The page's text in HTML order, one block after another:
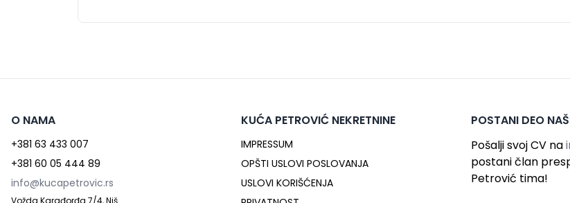
O NAMA
+381 63 433 007
+381 60 05 444 89
info@kucapetrovic.rs
Vožda Karađorđa 7/4, Niš
KUĆA PETROVIĆ NEKRETNINE
IMPRESSUM
OPŠTI USLOVI POSLOVANJA
USLOVI KORIŠĆENJA
POSTANI DEO
Pošalji svoj CV na
postani član
Petrović tima!